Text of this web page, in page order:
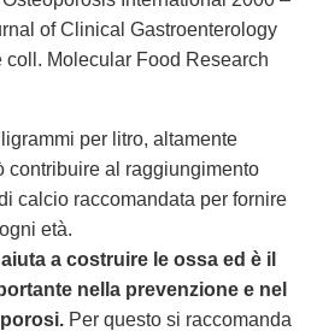
of Clinical Gastroenterology
coll. Molecular Food Research
per litro, altamente
contribuire al raggiungimento
calcio raccomandata per fornire
età.
a costruire le ossa ed è il
nella prevenzione e nel
Per questo si raccomanda